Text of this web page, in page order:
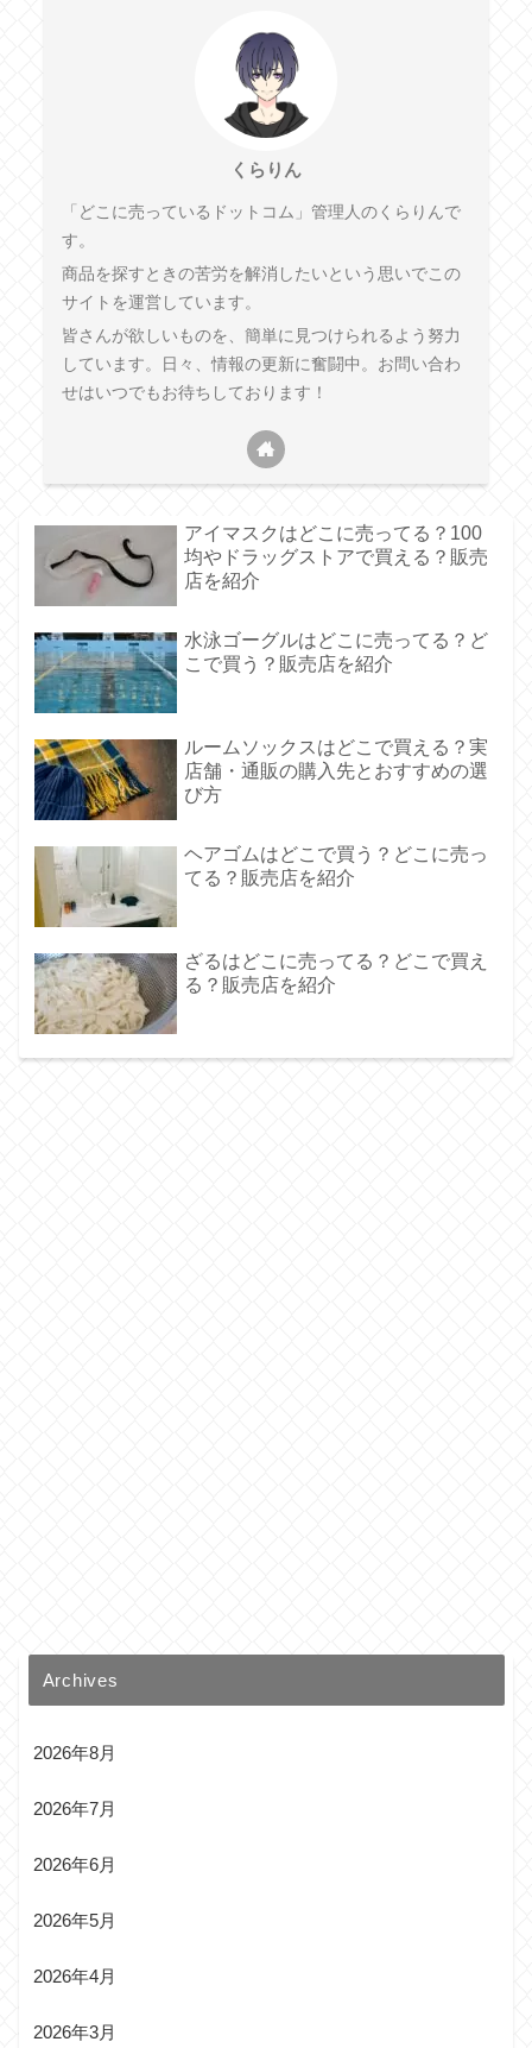
くらりん
「どこに売っているドットコム」管理人のくらりんで
す。
商品を探すときの苦労を解消したいという思いでこの
サイトを運営しています。
皆さんが欲しいものを、簡単に見つけられるよう努力
しています。日々、情報の更新に奮闘中。お問い合わ
せはいつでもお待ちしております！
アイマスクはどこに売ってる？100
均やドラッグストアで買える？販売
店を紹介
水泳ゴーグルはどこに売ってる？ど
こで買う？販売店を紹介
ルームソックスはどこで買える？実
店舗・通販の購入先とおすすめの選
び方
ヘアゴムはどこで買う？どこに売っ
てる？販売店を紹介
ざるはどこに売ってる？どこで買え
る？販売店を紹介
Archives
2026年8月
2026年7月
2026年6月
2026年5月
2026年4月
2026年3月